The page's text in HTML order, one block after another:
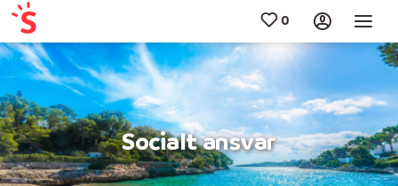
Socialt ansvar